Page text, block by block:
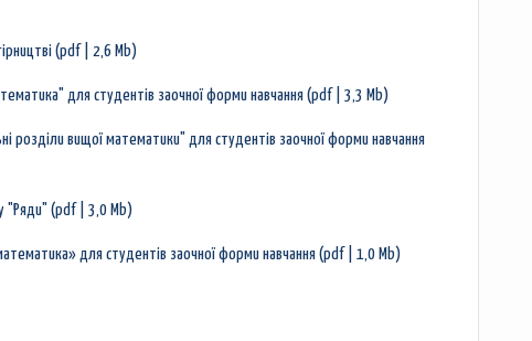
(pdf | 2,6 Mb)
для студентів заочної форми навчання (pdf | 3,3 Mb)
розділи вищої математики" для студентів заочної форми навчання
"Ряди" (pdf | 3,0 Mb)
для студентів заочної форми навчання (pdf | 1,0 Mb)